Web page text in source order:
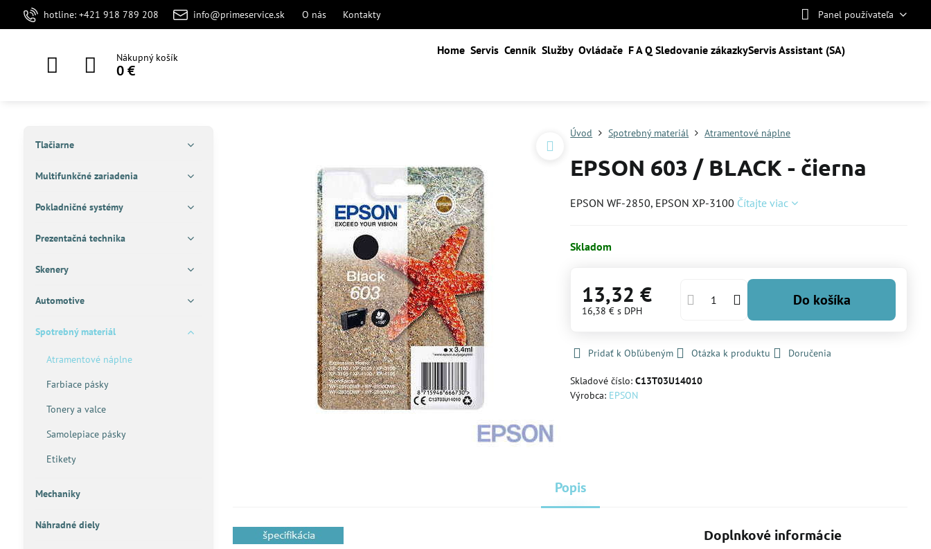
hotline: +421 918 789 208 info@primeservice.sk O nás Kontakty Panel používateľa
Nákupný košík
0 €
Home Servis Cenník Služby Ovládače F A QSledovanie zákazkyServis Assistant (SA)
Úvod Spotrebný materiál Atramentové náplne
EPSON 603 / BLACK - čierna
EPSON WF-2850, EPSON XP-3100 Čítajte viac
Skladom
13,32 €
16,38 €s DPH
Do košíka
Pridať k Obľúbeným Otázka k produktu Doručenia
Skladové číslo:C13T03U14010
Výrobca: EPSON
Popis
Doplnkové informácie
Tlačiarne
Multifunkčné zariadenia
Pokladničné systémy
Prezentačná technika
Skenery
Automotive
Spotrebný materiál
Atramentové náplne
Farbiace pásky
Tonery a valce
Samolepiace pásky
Etikety
Mechaniky
Náhradné diely